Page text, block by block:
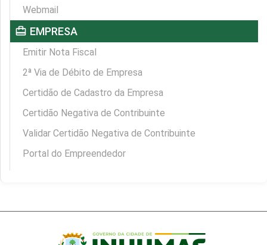
Webmail
card_travel EMPRESA
Emitir Nota Fiscal
2ª Via de Débito de Empresa
Certidão de Cadastro da Empresa
Certidão Negativa de Contribuinte
Validar Certidão Negativa de Contribuinte
Portal do Empreendedor